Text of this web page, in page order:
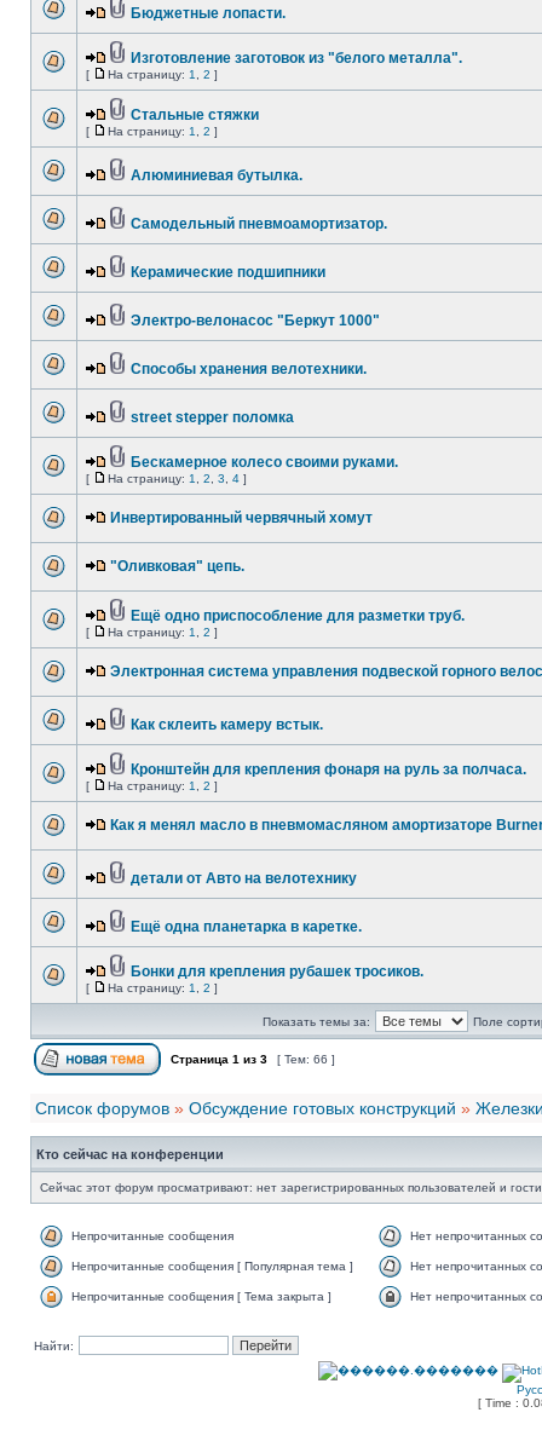
Бюджетные лопасти.
Изготовление заготовок из "белого металла".
[ На страницу: 1 2 ]
Стальные стяжки
[ На страницу: 1 2 ]
Алюминиевая бутылка.
Самодельный пневмоамортизатор.
Керамические подшипники
Электро-велонасос "Беркут 1000"
Способы хранения велотехники.
street stepper поломка
Бескамерное колесо своими руками.
[ На страницу: 1 2 3 4 ]
Инвертированный червячный хомут
"Оливковая" цепь.
Ещё одно приспособление для разметки труб.
[ На страницу: 1 2 ]
Электронная система управления подвеской горного
Как склеить камеру встык.
Кронштейн для крепления фонаря на руль за полчаса.
[ На страницу: 1 2 ]
Как я менял масло в пневмомасляном амортизаторе
детали от Авто на велотехнику
Ещё одна планетарка в каретке.
Бонки для крепления рубашек тросиков.
[ На страницу: 1 2 ]
Показать темы за: Поле
Страница 1 из 3 [ Тем: 66 ]
Список форумов » Обсуждение готовых конструкций »
Кто сейчас на конференции
Сейчас этот форум просматривают: нет зарегистрированных пользователей и
Непрочитанные сообщения Нет непрочитанных
Непрочитанные сообщения [ Популярная тема ] Нет непрочитанных
Непрочитанные сообщения [ Тема закрыта ] Нет непрочитанных
Найти:
[ Time :